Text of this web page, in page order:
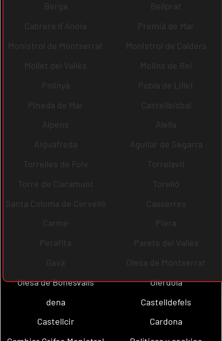
Berga
Bellprat
Cabrera d´Anoia
Premià de Mar
Monistrol de Montserrat
Monistrol de Calders
Mollet del Vallès
Molins de Rei
Polinyà
Pobla de Lillet
Pineda de Mar
Castellbisbal
Alpens
Alella
Aiguafreda
Aguilar de Segarra
Torrelles de Foix
Torrelavit
Torre de Claramunt
Torelló
Santa Coloma de Cervelló
Casserres
Carme
Piera
Perafita
Parets del Vallès
Gavà
Olesa de Montserrat
Olesa de Bonesvalls
Olèrdola
dena
Castelldefels
Castellcir
Cardona